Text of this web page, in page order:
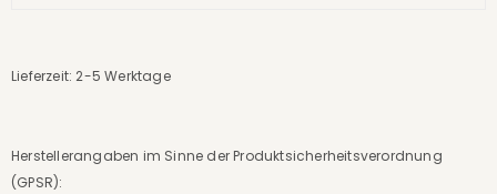
Lieferzeit: 2-5 Werktage
Herstellerangaben im Sinne der Produktsicherheitsverordnung
(GPSR):